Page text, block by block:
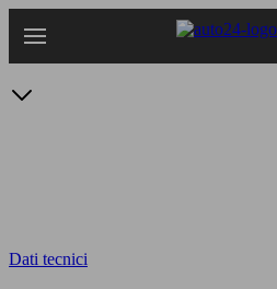
Dati tecnici